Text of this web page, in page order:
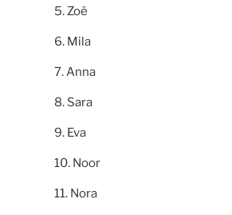
Zoë
Mila
Anna
Sara
Eva
Noor
Nora